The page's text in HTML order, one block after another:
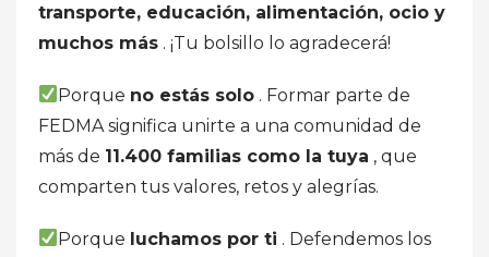
transporte, educación, alimentación, ocio y
muchos más . ¡Tu bolsillo lo agradecerá!
Porque no estás solo . Formar parte de
FEDMA significa unirte a una comunidad de
más de 11.400 familias como la tuya , que
comparten tus valores, retos y alegrías.
Porque luchamos por ti . Defendemos los